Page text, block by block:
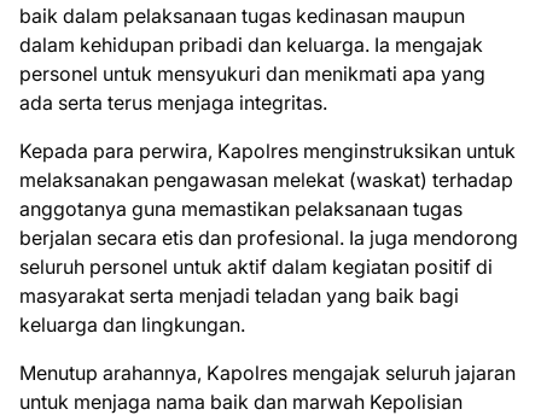
baik dalam pelaksanaan tugas kedinasan maupun
dalam kehidupan pribadi dan keluarga. Ia mengajak
personel untuk mensyukuri dan menikmati apa yang
ada serta terus menjaga integritas.
Kepada para perwira, Kapolres menginstruksikan untuk
melaksanakan pengawasan melekat (waskat) terhadap
anggotanya guna memastikan pelaksanaan tugas
berjalan secara etis dan profesional. Ia juga mendorong
seluruh personel untuk aktif dalam kegiatan positif di
masyarakat serta menjadi teladan yang baik bagi
keluarga dan lingkungan.
Menutup arahannya, Kapolres mengajak seluruh jajaran
untuk menjaga nama baik dan marwah Kepolisian